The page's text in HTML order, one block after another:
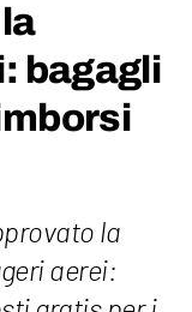
bagagli
la
aerei: